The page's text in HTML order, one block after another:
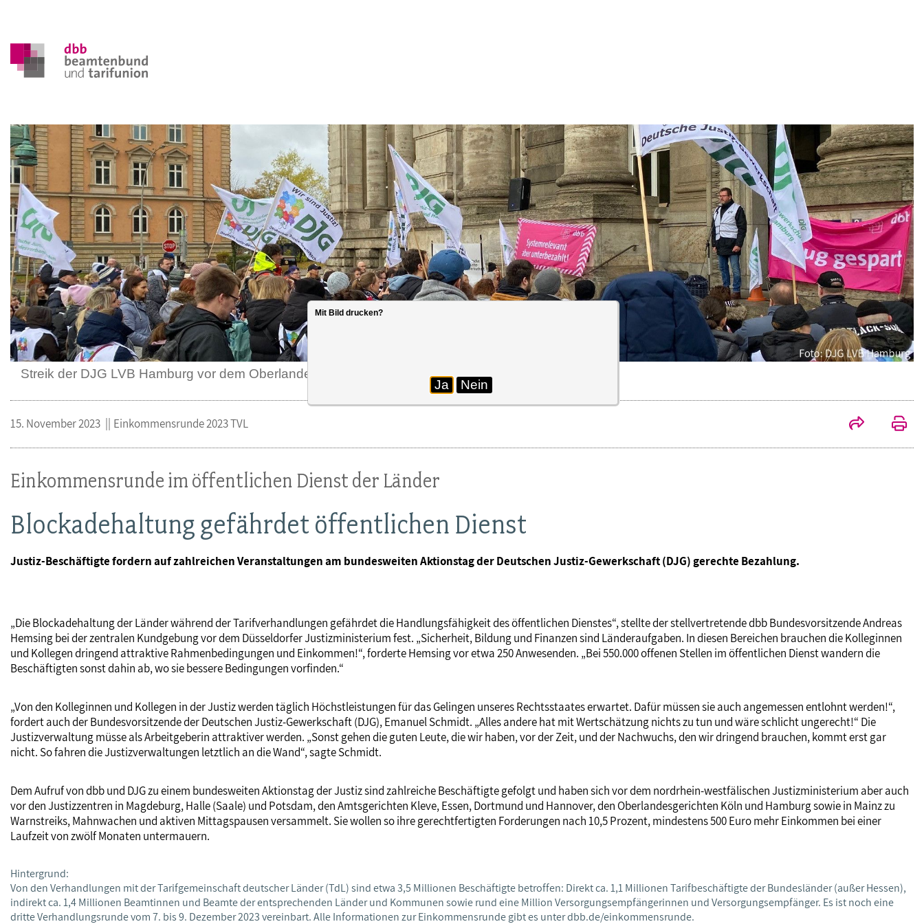
Streik der DJG LVB Hamburg vor dem Oberlandesgericht
Einkommensrunde im öffentlichen Dienst der Länder
Blockadehaltung gefährdet öffentlichen Dienst
Justiz-Beschäftigte fordern auf zahlreichen Veranstaltungen am bundesweiten Aktionstag der Deutschen Justiz-Gewerkschaft (DJG) gerechte Bezahlung.
15. November 2023 Einkommensrunde 2023 TVL
„Die Blockadehaltung der Länder während der Tarifverhandlungen gefährdet die Handlungsfähigkeit des öffentlichen Dienstes“, stellte der stellvertretende dbb Bundesvorsitzende Andreas
Hemsing bei der zentralen Kundgebung vor dem Düsseldorfer Justizministerium fest. „Sicherheit, Bildung und Finanzen sind Länderaufgaben. In diesen Bereichen brauchen die Kolleginnen
und Kollegen dringend attraktive Rahmenbedingungen und Einkommen!“, forderte Hemsing vor etwa 250 Anwesenden. „Bei 550.000 offenen Stellen im öffentlichen Dienst wandern die
Beschäftigten sonst dahin ab, wo sie bessere Bedingungen vorfinden.“
„Von den Kolleginnen und Kollegen in der Justiz werden täglich Höchstleistungen für das Gelingen unseres Rechtsstaates erwartet. Dafür müssen sie auch angemessen entlohnt werden!“,
fordert auch der Bundesvorsitzende der Deutschen Justiz-Gewerkschaft (DJG), Emanuel Schmidt. „Alles andere hat mit Wertschätzung nichts zu tun und wäre schlicht ungerecht!“ Die
Justizverwaltung müsse als Arbeitgeberin attraktiver werden. „Sonst gehen die guten Leute, die wir haben, vor der Zeit, und der Nachwuchs, den wir dringend brauchen, kommt erst gar
nicht. So fahren die Justizverwaltungen letztlich an die Wand“, sagte Schmidt.
Dem Aufruf von dbb und DJG zu einem bundesweiten Aktionstag der Justiz sind zahlreiche Beschäftigte gefolgt und haben sich vor dem nordrhein-westfälischen Justizministerium aber auch
vor den Justizzentren in Magdeburg, Halle (Saale) und Potsdam, den Amtsgerichten Kleve, Essen, Dortmund und Hannover, den Oberlandesgerichten Köln und Hamburg sowie in Mainz zu
Warnstreiks, Mahnwachen und aktiven Mittagspausen versammelt. Sie wollen so ihre gerechtfertigten Forderungen nach 10,5 Prozent, mindestens 500 Euro mehr Einkommen bei einer
Laufzeit von zwölf Monaten untermauern.
Hintergrund:
Von den Verhandlungen mit der Tarifgemeinschaft deutscher Länder (TdL) sind etwa 3,5 Millionen Beschäftigte betroffen: Direkt ca. 1,1 Millionen Tarifbeschäftigte der Bundesländer (außer Hessen),
indirekt ca. 1,4 Millionen Beamtinnen und Beamte der entsprechenden Länder und Kommunen sowie rund eine Million Versorgungsempfängerinnen und Versorgungsempfänger. Es ist noch eine
dritte Verhandlungsrunde vom 7. bis 9. Dezember 2023 vereinbart. Alle Informationen zur Einkommensrunde gibt es unter dbb.de/einkommensrunde.
Mit Bild drucken?
Ja Nein